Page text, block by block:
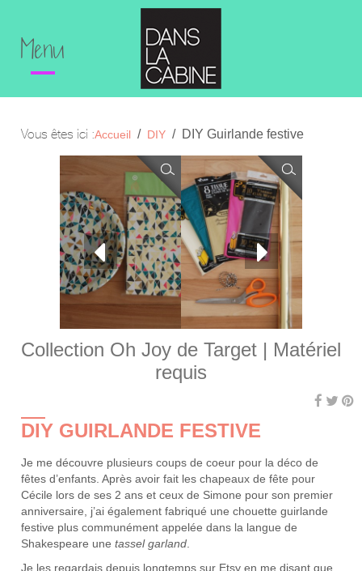
Menu
Vous êtes ici :Accueil DIY DIY Guirlande festive
Collection Oh Joy de Target | Matériel
requis
DIY GUIRLANDE FESTIVE
Je me découvre plusieurs coups de coeur pour la déco de
fêtes d’enfants. Après avoir fait les chapeaux de fête pour
Cécile lors de ses 2 ans et ceux de Simone pour son premier
anniversaire, j’ai également fabriqué une chouette guirlande
festive plus communément appelée dans la langue de
Shakespeare une tassel garland.
Je les regardais depuis longtemps sur Etsy en me disant que